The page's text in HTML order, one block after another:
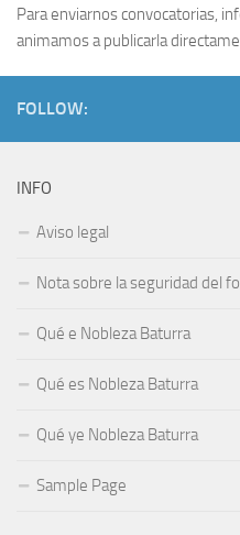
Para enviarnos convocatorias,
animamos a publicarla
FOLLOW:
INFO
Aviso legal
Nota sobre la seguridad del
Qué e Nobleza Baturra
Qué es Nobleza Baturra
Qué ye Nobleza Baturra
Sample Page